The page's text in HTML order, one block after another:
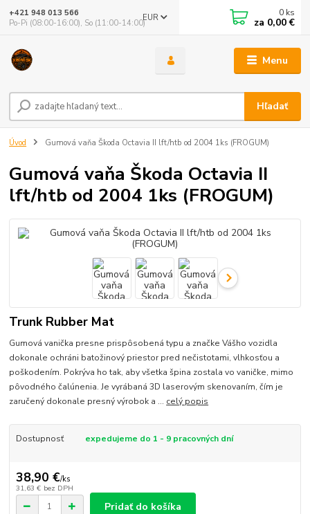
Menu
EUR
Hľadať
+421 948 013 566
Po-Pi (08:00-16:00), So (11:00-14:00)
0 ks
za 0,00 €
Úvod Gumová vaňa Škoda Octavia II lft/htb od 2004 1ks (FROGUM)
Gumová vaňa Škoda Octavia II
lft/htb od 2004 1ks (FROGUM)
Trunk Rubber Mat
Gumová vanička presne prispôsobená typu a značke Vášho vozidla
dokonale ochráni batožinový priestor pred nečistotami, vlhkosťou a
poškodením. Pokrýva ho tak, aby všetka špina zostala vo vaničke, mimo
pôvodného čalúnenia. Je vyrábaná 3D laserovým skenovaním, čím je
zaručený dokonale presný výrobok a ... celý popis
Dostupnosť expedujeme do 1 - 9 pracovných dní
38,90 €/ks
31,63 € bez DPH
Pridať do košíka